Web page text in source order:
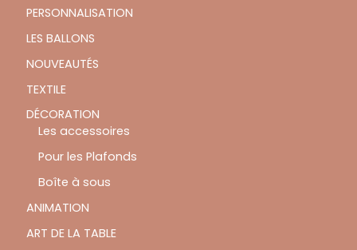
PERSONNALISATION
LES BALLONS
NOUVEAUTÉS
TEXTILE
DÉCORATION
Les accessoires
Pour les Plafonds
Boîte à sous
ANIMATION
ART DE LA TABLE